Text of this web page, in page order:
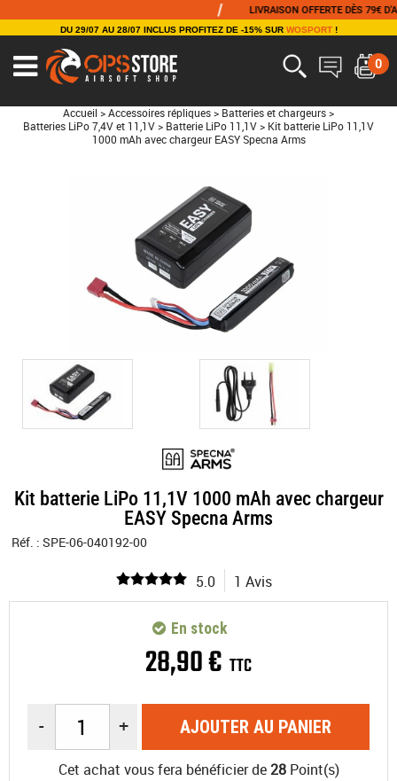
LIVRAISON OFFERTE DÈS 79€ D'ACHAT
DU 29/07 AU 28/07 INCLUS PROFITEZ DE -15% SUR WOSPORT!
0
Accueil > Accessoires répliques > Batteries et chargeurs >
Batteries LiPo 7,4V et 11,1V > Batterie LiPo 11,1V > Kit batterie LiPo 11,1V
1000 mAh avec chargeur EASY Specna Arms
Kit batterie LiPo 11,1V 1000 mAh avec chargeur
EASY Specna Arms
Réf. : SPE-06-040192-00
5.0 1 Avis
28,90€ TTC
En stock
- + AJOUTER AU PANIER
Cet achat vous fera bénéficier de 28Point(s)